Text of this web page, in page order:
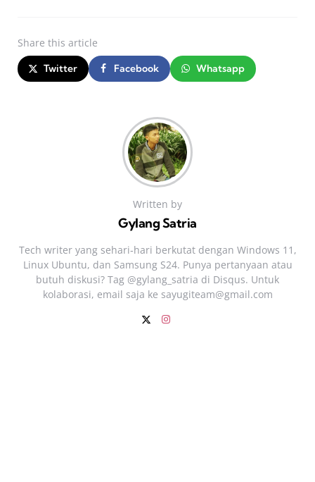
Share this article
Twitter Facebook Whatsapp
Written by
Gylang Satria
Tech writer yang sehari‑hari berkutat dengan Windows 11,
Linux Ubuntu, dan Samsung S24. Punya pertanyaan atau
butuh diskusi? Tag @gylang_satria di Disqus. Untuk
kolaborasi, email saja ke sayugiteam@gmail.com